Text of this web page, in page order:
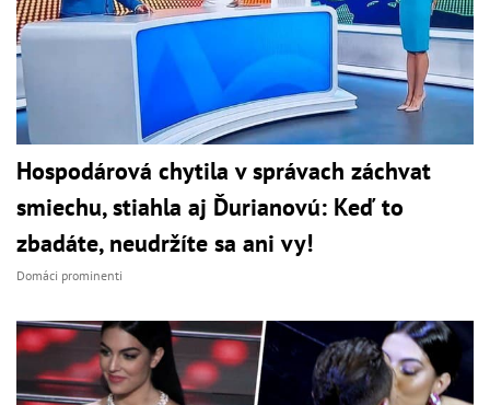
Hospodárová chytila v správach záchvat
smiechu, stiahla aj Ďurianovú: Keď to
zbadáte, neudržíte sa ani vy!
Domáci prominenti